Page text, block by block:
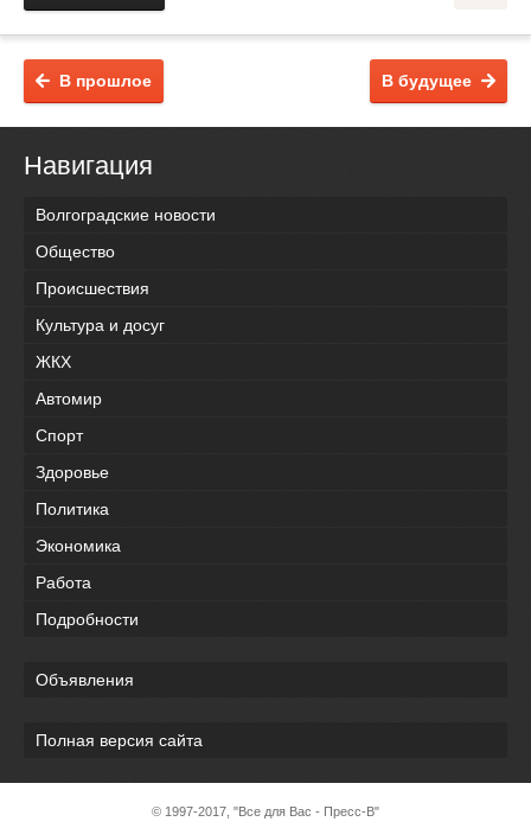
В будущее
В прошлое
Навигация
Волгоградские новости
Общество
Происшествия
Культура и досуг
ЖКХ
Автомир
Спорт
Здоровье
Политика
Экономика
Работа
Подробности
Объявления
Полная версия сайта
© 1997-2017, "Все для Вас - Пресс-В"